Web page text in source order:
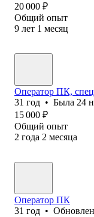
20 000 ₽
Общий опыт
9 лет 1 месяц
Оператор ПК,
31 год • Была 24
15 000 ₽
Общий опыт
2 года 2 месяца
Оператор ПК
31 год •